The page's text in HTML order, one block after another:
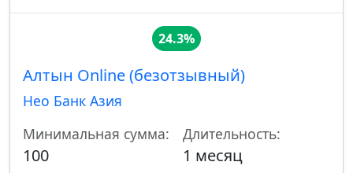
24.3%
Алтын Online (безотзывный)
Нео Банк Азия
Минимальная сумма:
100
Длительность:
1 месяц